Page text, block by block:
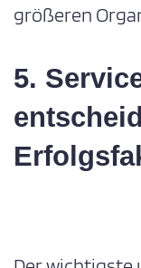
größeren
5.